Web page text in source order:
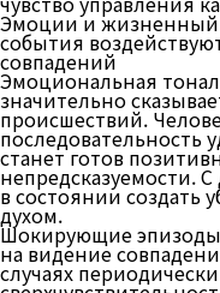
Эмоции и жизненный
события
совпадений
Эмоциональная
значительно
происшествий.
последовательность
станет готов
непредсказуемости.
в состоянии создать
духом.
Шокирующие
на видение
случаях